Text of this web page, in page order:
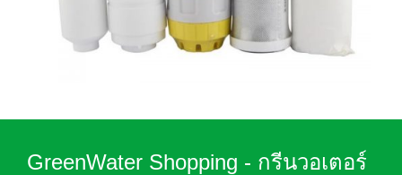
GreenWater Shopping - กรีนวอเตอร์